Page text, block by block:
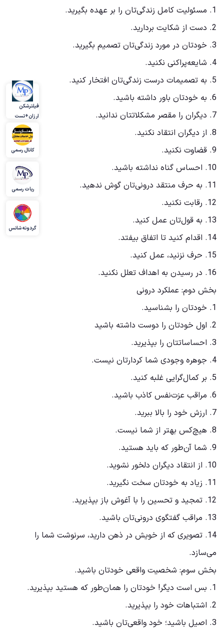
1. مسئولیت کامل زندگی‌تان را بر عهده بگیرید.
2. دست از شکایت بردارید.
3. خودتان در مورد زندگی‌تان تصمیم بگیرید.
4. شایعه‌پراکنی نکنید.
5. به تصمیمات درست زندگی‌تان افتخار کنید.
6. به خودتان باور داشته باشید.
7. دیگران را مقصر مشکلاتتان ندانید.
8. از دیگران انتقاد نکنید.
9. قضاوت نکنید.
10. احساس گناه نداشته باشید.
11. به حرف منتقد درونی‌تان گوش ندهید.
12. رقابت نکنید.
13. به قول‌تان عمل کنید.
14. اقدام کنید تا اتفاق بیفتد.
15. حرف نزنید، عمل کنید.
16. در رسیدن به اهداف تعلل نکنید.
بخش دوم: عملکرد درونی
1. خودتان را بشناسید.
2. اول خودتان را دوست داشته باشید
3. احساساتتان را بپذیرید.
4. جوهره وجودی شما کردارتان نیست.
5. بر کمال‌گرایی غلبه کنید.
6. مراقب عزت‌نفس کاذب باشید.
7. ارزش خود را بالا ببرید.
8. هیچ‌کس بهتر از شما نیست.
9. شما آن‌طور که باید هستید.
10. از انتقاد دیگران دلخور نشوید.
11. زیاد به خودتان سخت نگیرید.
12. تمجید و تحسین را با آغوش باز بپذیرید.
13. مراقب گفتگوی درونی‌تان باشید.
14. تصویری که از خویش در ذهن دارید، سرنوشت‌ شما را
می‌سازد.
بخش سوم: شخصیت واقعی خودتان باشید.
1. بس است دیگر! خودتان را همان‌طور که هستید بپذیرید.
2. اشتباهات‌ خود را بپذیرید.
3. اصیل باشید؛ خود واقعی‌تان باشید.
فیلترشکن
ارزان+تست
کانال رسمی
ربات رسمی
گردونه شانس